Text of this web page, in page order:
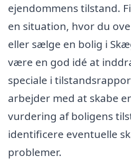
ejendommens tilstand.
en situation, hvor du
eller sælge en bolig i
være en god idé at
speciale i
arbejder med at skabe
vurdering af boligens
identificere eventuelle
problemer.